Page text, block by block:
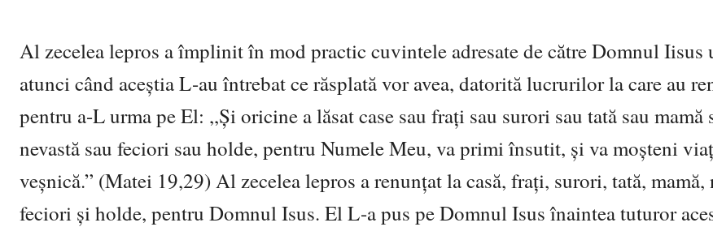
Al zecelea lepros a împlinit în mod practic cuvintele adresate de către Domnul Iisus
atunci când aceştia L-au întrebat ce răsplată vor avea, datorită lucrurilor la care au
pentru a-L urma pe El: ,,Şi oricine a lăsat case sau fraţi sau surori sau tată sau mamă
nevastă sau feciori sau holde, pentru Numele Meu, va primi însutit, şi va moşteni
veşnică.” (Matei 19,29) Al zecelea lepros a renunţat la casă, fraţi, surori, tată, mamă,
feciori şi holde, pentru Domnul Isus. El L-a pus pe Domnul Isus înaintea tuturor